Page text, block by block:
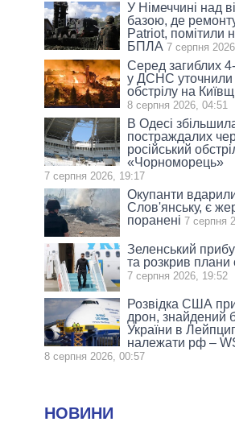
У Німеччині над
базою, де
Patriot, помітили
БПЛА 7 серпня
Серед загиблих
у ДСНС уточнили
обстрілу на
8 серпня 2026, 04:51
В Одесі
постраждалих
російський
«Чорноморець»
7 серпня 2026, 19:17
Окупанти
Слов'янську, є
поранені 7 серпня
Зеленський
та розкрив плани
7 серпня 2026, 19:52
Розвідка США
дрон, знайдений
України в
належати рф –
8 серпня 2026, 00:57
НОВИНИ